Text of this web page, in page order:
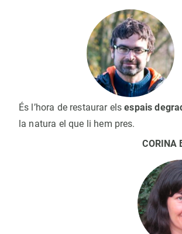
És l’hora de restaurar elsespais
la natura el que li hem pres.
CORINA